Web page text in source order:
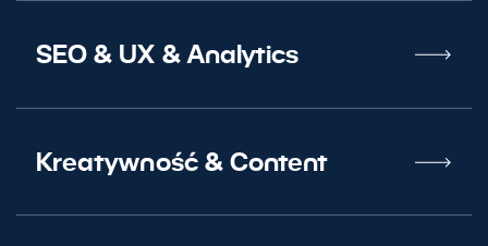
SEO& UX &Analytics
Kreatywność &Content